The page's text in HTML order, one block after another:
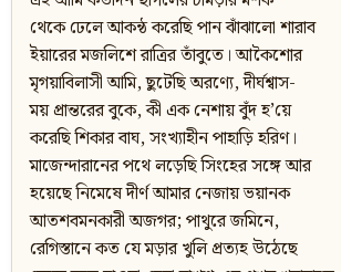
থেকে ঢেলে আকন্ঠ করেছি পান ঝাঁঝালো শারাব
ইয়ারের মজলিশে রাত্রির তাঁবুতে। আকৈশোর
মৃগয়াবিলাসী আমি, ছুটেছি অরণ্যে, দীর্ঘশ্বাস-
ময় প্রান্তরের বুকে, কী এক নেশায় বুঁদ হ’য়ে
করেছি শিকার বাঘ, সংখ্যাহীন পাহাড়ি হরিণ।
মাজেন্দারানের পথে লড়েছি সিংহের সঙ্গে আর
হয়েছে নিমেষে দীর্ণ আমার নেজায় ভয়ানক
আতশবমনকারী অজগর; পাথুরে জমিনে,
রেগিস্তানে কত যে মড়ার খুলি প্রত্যহ উঠেছে